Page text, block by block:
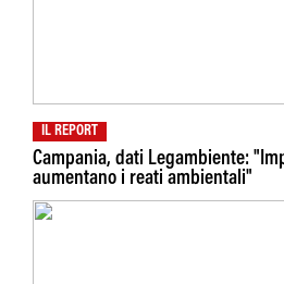
IL REPORT
Campania, dati Legambiente:
aumentano i reati ambientali"